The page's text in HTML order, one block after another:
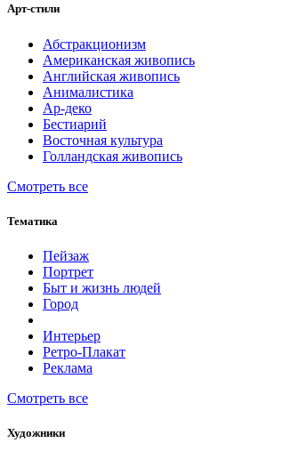
Арт-стили
Абстракционизм
Американская живопись
Английская живопись
Анималистика
Ар-деко
Бестиарий
Восточная культура
Голландская живопись
Смотреть все
Тематика
Пейзаж
Портрет
Быт и жизнь людей
Город
Интерьер
Ретро-Плакат
Реклама
Смотреть все
Художники